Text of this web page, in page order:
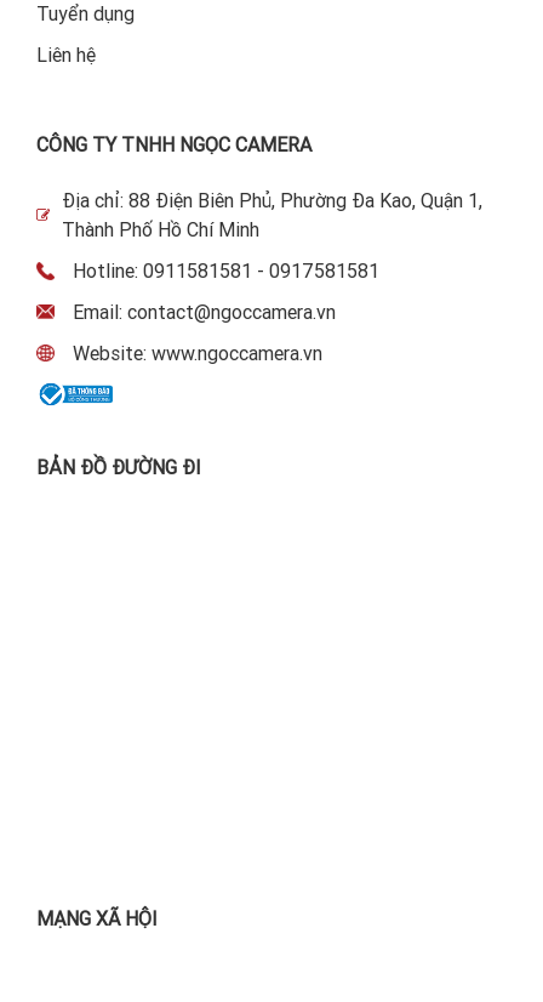
Tuyển dụng
Liên hệ
CÔNG TY TNHH NGỌC CAMERA
Địa chỉ: 88 Điện Biên Phủ, Phường Đa Kao, Quận 1,
Thành Phố Hồ Chí Minh
Hotline: 0911581581 - 0917581581
Email: contact@ngoccamera.vn
Website: www.ngoccamera.vn
BẢN ĐỒ ĐƯỜNG ĐI
MẠNG XÃ HỘI